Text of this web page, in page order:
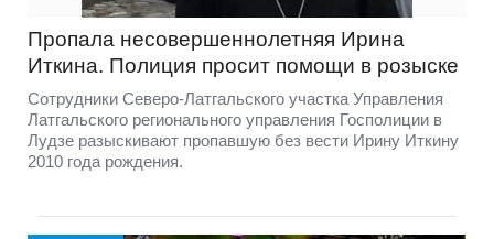
Пропала несовершеннолетняя Ирина
Иткина. Полиция просит помощи в розыске
Сотрудники Северо-Латгальского участка Управления
Латгальского регионального управления Госполиции в
Лудзе разыскивают пропавшую без вести Ирину Иткину
2010 года рождения.